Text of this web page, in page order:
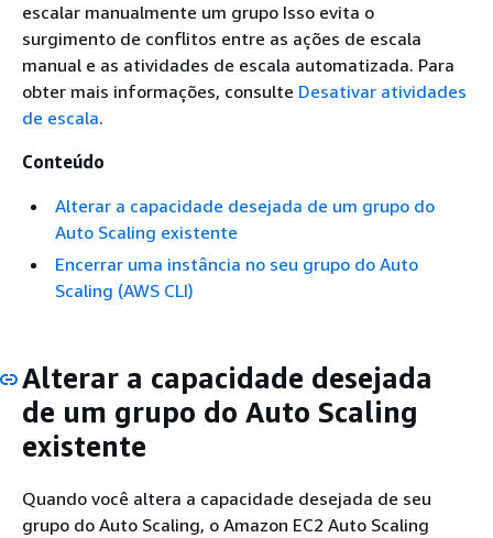
escalar manualmente um grupo Isso evita o
surgimento de conflitos entre as ações de escala
manual e as atividades de escala automatizada. Para
obter mais informações, consulte Desativar atividades
de escala.
Conteúdo
Alterar a capacidade desejada de um grupo do
Auto Scaling existente
Encerrar uma instância no seu grupo do Auto
Scaling (AWS CLI)
Alterar a capacidade desejada
de um grupo do Auto Scaling
existente
Quando você altera a capacidade desejada de seu
grupo do Auto Scaling, o Amazon EC2 Auto Scaling